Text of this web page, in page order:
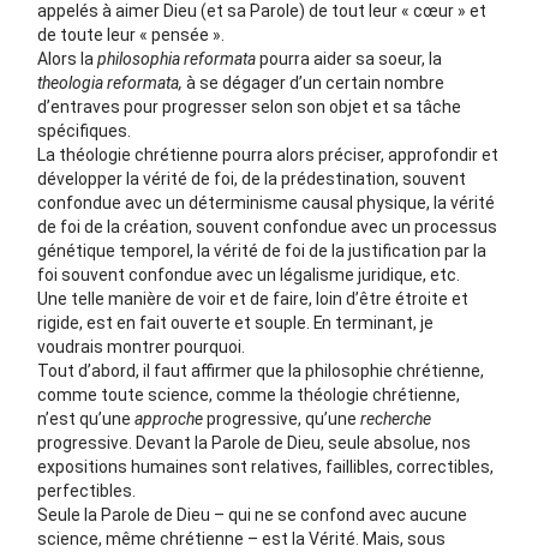
appelés à aimer Dieu (et sa Parole) de tout leur « cœur » et
de toute leur « pensée ».
Alors la philosophia reformatapourra aider sa soeur, la
theologia reformata, à se dégager d’un certain nombre
d’entraves pour progresser selon son objet et sa tâche
spécifiques.
La théologie chrétienne pourra alors préciser, approfondir et
développer la vérité de foi, de la prédestination, souvent
confondue avec un déterminisme causal physique, la vérité
de foi de la création, souvent confondue avec un processus
génétique temporel, la vérité de foi de la justification par la
foi souvent confondue avec un légalisme juridique, etc.
Une telle manière de voir et de faire, loin d’être étroite et
rigide, est en fait ouverte et souple. En terminant, je
voudrais montrer pourquoi.
Tout d’abord, il faut affirmer que la philosophie chrétienne,
comme toute science, comme la théologie chrétienne,
n’est qu’une approcheprogressive, qu’une recherche
progressive. Devant la Parole de Dieu, seule absolue, nos
expositions humaines sont relatives, faillibles, correctibles,
perfectibles.
Seule la Parole de Dieu – qui ne se confond avec aucune
science, même chrétienne – est la Vérité. Mais, sous